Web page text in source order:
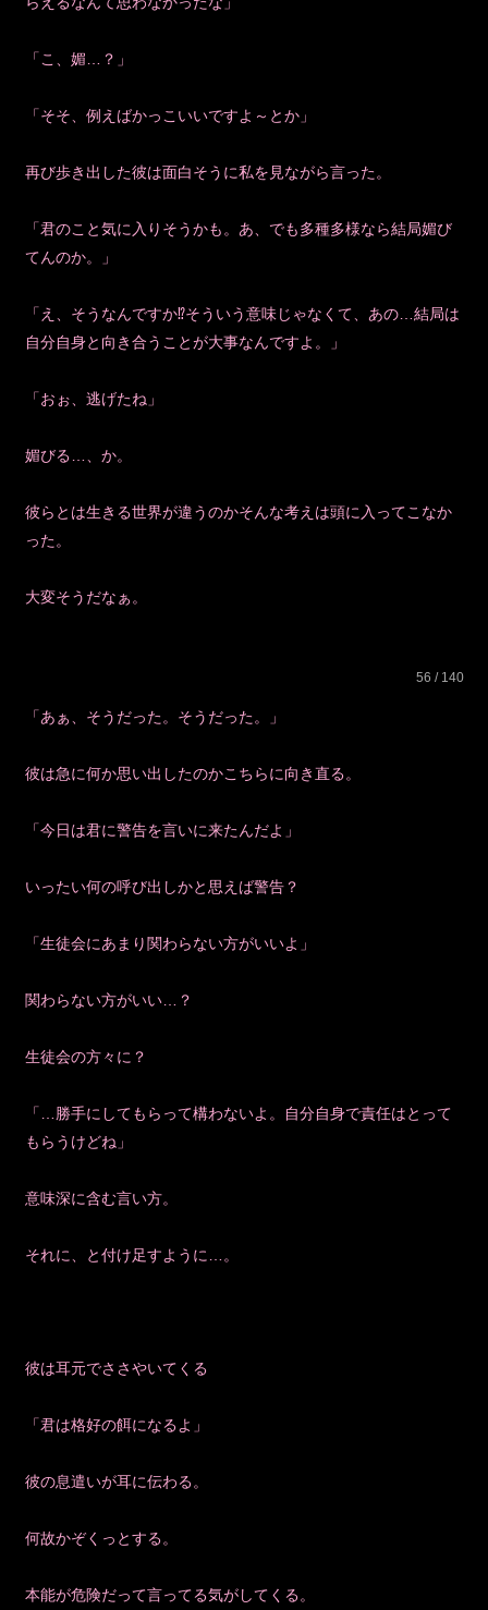
「こ、媚…？」
「そそ、例えばかっこいいですよ～とか」
再び歩き出した彼は面白そうに私を見ながら言った。
「君のこと気に入りそうかも。あ、でも多種多様なら結局媚び
てんのか。」
「え、そうなんですか⁉そういう意味じゃなくて、あの…結局は
自分自身と向き合うことが大事なんですよ。」
「おぉ、逃げたね」
媚びる…、か。
彼らとは生きる世界が違うのかそんな考えは頭に入ってこなか
った。
大変そうだなぁ。
56 / 140
「あぁ、そうだった。そうだった。」
彼は急に何か思い出したのかこちらに向き直る。
「今日は君に警告を言いに来たんだよ」
いったい何の呼び出しかと思えば警告？
「生徒会にあまり関わらない方がいいよ」
関わらない方がいい…？
生徒会の方々に？
「…勝手にしてもらって構わないよ。自分自身で責任はとって
もらうけどね」
意味深に含む言い方。
それに、と付け足すように…。
彼は耳元でささやいてくる
「君は格好の餌になるよ」
彼の息遣いが耳に伝わる。
何故かぞくっとする。
本能が危険だって言ってる気がしてくる。